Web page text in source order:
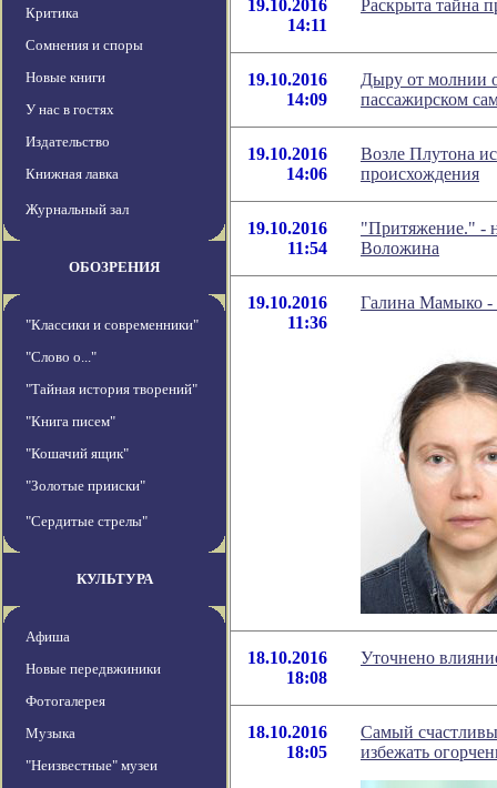
Критика
Сомнения и споры
Новые книги
У нас в гостях
Издательство
Книжная лавка
Журнальный зал
ОБОЗРЕНИЯ
"Классики и современники"
"Слово о..."
"Тайная история творений"
"Книга писем"
"Кошачий ящик"
"Золотые прииски"
"Сердитые стрелы"
КУЛЬТУРА
Афиша
Новые передвжиники
Фотогалерея
Музыка
"Неизвестные" музеи
19.10.2016
14:11
Раскрыта тайна
19.10.2016
14:09
Дыру от молнии
пассажирском
19.10.2016
14:06
Возле Плутона
происхождения
19.10.2016
11:54
"Притяжение." -
Воложина
19.10.2016
11:36
Галина Мамыко -
18.10.2016
18:08
Уточнено
18.10.2016
18:05
Самый
избежать